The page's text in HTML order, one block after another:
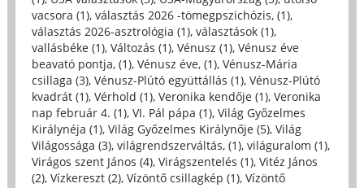
vacsora (1), választás 2026 -tömegpszichózis, (1),
választás 2026-asztrológia (1), választások (1),
vallásbéke (1), Változás (1), Vénusz (1), Vénusz éve
beavató pontja, (1), Vénusz éve, (1), Vénusz-Mária
csillaga (3), Vénusz-Plútó együttállás (1), Vénusz-Plútó
kvadrát (1), Vérhold (1), Veronika kendője (1), Veronika
nap február 4. (1), VI. Pál pápa (1), Világ Győzelmes
Királynéja (1), Világ Győzelmes Királynője (5), Világ
Világossága (3), világrendszerváltás, (1), világuralom (1),
Virágos szent János (4), Virágszentelés (1), Vitéz János
(2), Vízkereszt (2), Vízöntő csillagkép (1), Vízöntő